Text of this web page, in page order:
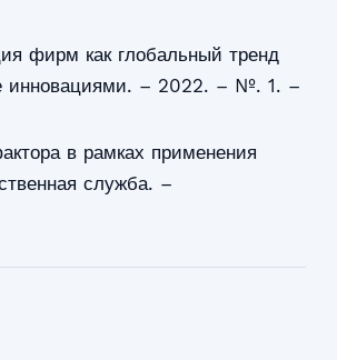
фирм как глобальный тренд
инновациями. – 2022. – №. 1. –
в рамках применения
служба. –